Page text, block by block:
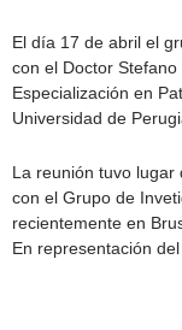
El día 17 de abril el
con el Doctor
Especialización en
Universidad de
La reunión tuvo lugar
con el Grupo de
recientemente en
En representación